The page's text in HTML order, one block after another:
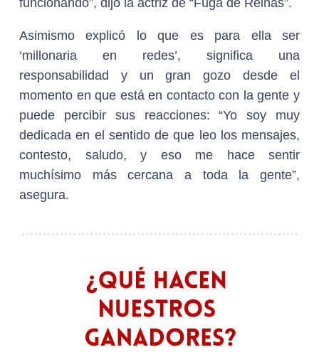
funcionando”, dijo la actriz de “Fuga de Reinas”.
Asimismo explicó lo que es para ella ser
‘millonaria en redes’, significa una
responsabilidad y un gran gozo desde el
momento en que está en contacto con la gente y
puede percibir sus reacciones: “Yo soy muy
dedicada en el sentido de que leo los mensajes,
contesto, saludo, y eso me hace sentir
muchísimo más cercana a toda la gente”,
asegura.